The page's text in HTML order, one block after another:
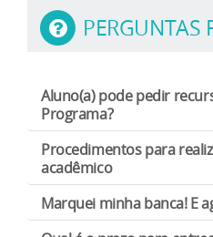
PERGUNTAS
Aluno(a) pode pedir
Programa?
É possível solicitar
PROAP/CAPES para
evento com
recursos são destinados
passagens, e são
Procedimentos para
acadêmico
Clique Aqui
Marquei minha banca! E